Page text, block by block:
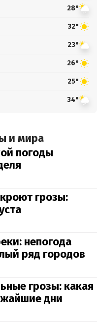
28°
32°
23°
26°
25°
34°
и мира
погоды
грозы:
непогода
ряд городов
грозы: какая
дни